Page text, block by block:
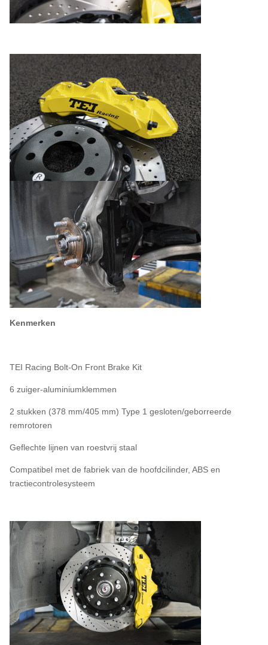
Kenmerken
TEI Racing Bolt-On Front Brake Kit
6 zuiger-aluminiumklemmen
2 stukken (378 mm/405 mm) Type 1 gesloten/geborreerde
remrotoren
Geflechte lijnen van roestvrij staal
Compatibel met de fabriek van de hoofdcilinder, ABS en
tractiecontrolesysteem